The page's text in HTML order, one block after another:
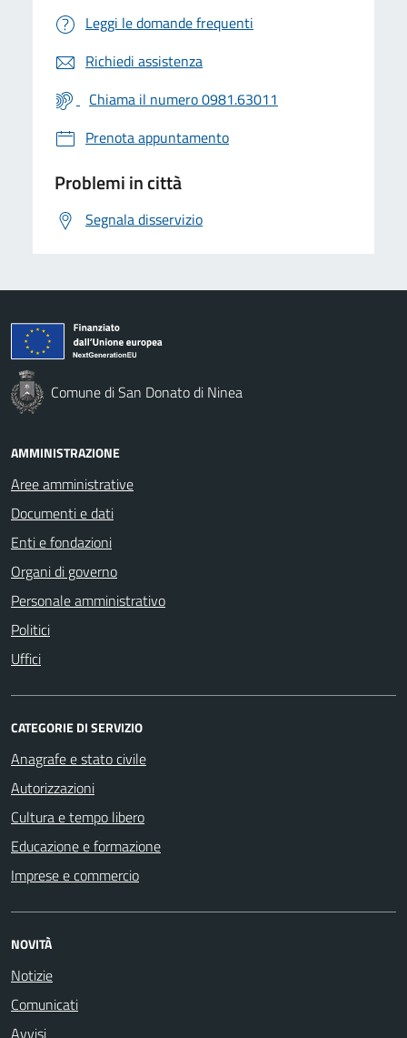
Leggi le domande frequenti
Richiedi assistenza
Chiama il numero 0981.63011
Prenota appuntamento
Problemi in città
Segnala disservizio
Comune di San Donato di Ninea
AMMINISTRAZIONE
Aree amministrative
Documenti e dati
Enti e fondazioni
Organi di governo
Personale amministrativo
Politici
Uffici
CATEGORIE DI SERVIZIO
Anagrafe e stato civile
Autorizzazioni
Cultura e tempo libero
Educazione e formazione
Imprese e commercio
NOVITÀ
Notizie
Comunicati
Avvisi